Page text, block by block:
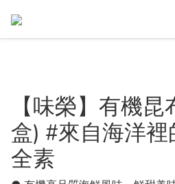
【味榮】有機
盒) #來自海洋
全素